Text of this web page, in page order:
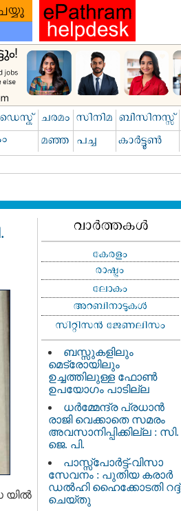
യില്‍
ബസ്സുകളിലും
മെട്രോയിലും
ഉച്ചത്തിലുള്ള ഫോൺ
ഉപയോഗം പാടില്ല
ധര്‍മ്മേന്ദ്ര പ്രധാൻ
രാജി വെക്കാതെ സമരം
അവസാനിപ്പിക്കില്ല : സി.
ജെ. പി.
പാസ്സ്പോർട്ട്-വിസാ
സേവനം : പുതിയ കരാർ
ഡൽഹി ഹൈക്കോടതി റദ്ദ്
ചെയ്തു